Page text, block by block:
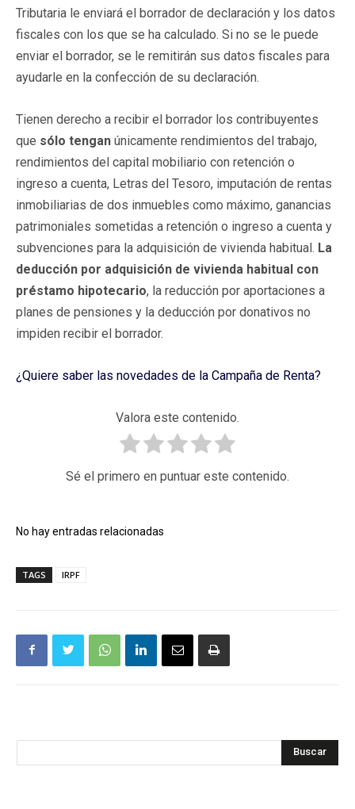
Tributaria le enviará el borrador de declaración y los datos
fiscales con los que se ha calculado. Si no se le puede
enviar el borrador, se le remitirán sus datos fiscales para
ayudarle en la confección de su declaración.
Tienen derecho a recibir el borrador los contribuyentes
que sólo tengan únicamente rendimientos del trabajo,
rendimientos del capital mobiliario con retención o
ingreso a cuenta, Letras del Tesoro, imputación de rentas
inmobiliarias de dos inmuebles como máximo, ganancias
patrimoniales sometidas a retención o ingreso a cuenta y
subvenciones para la adquisición de vivienda habitual. La
deducción por adquisición de vivienda habitual con
préstamo hipotecario, la reducción por aportaciones a
planes de pensiones y la deducción por donativos no
impiden recibir el borrador.
¿Quiere saber las novedades de la Campaña de Renta?
Valora este contenido.
Sé el primero en puntuar este contenido.
No hay entradas relacionadas
TAGS IRPF
Buscar